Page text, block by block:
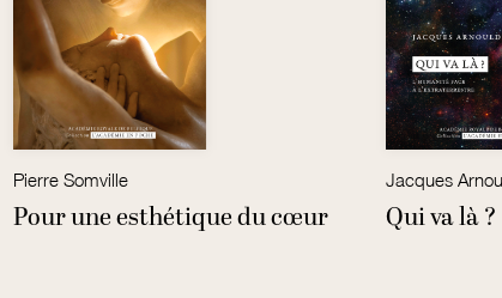
Pierre Somville
Pour une esthétique du cœur
Jacques
Qui va là ?